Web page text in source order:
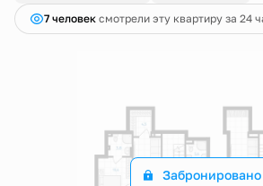
7 человек смотрели эту квартиру за 24
Забронировано